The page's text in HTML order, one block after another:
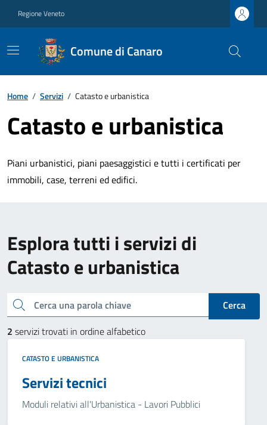
Regione Veneto
Comune di Canaro
Home / Servizi / Catasto e urbanistica
Catasto e urbanistica
Piani urbanistici, piani paesaggistici e tutti i certificati per
immobili, case, terreni ed edifici.
Esplora tutti i servizi di
Catasto e urbanistica
Cerca una parola chiave
Cerca
2 servizi trovati in ordine alfabetico
CATASTO E URBANISTICA
Servizi tecnici
Moduli relativi all'Urbanistica - Lavori Pubblici